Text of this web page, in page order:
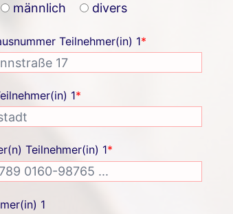
männlich divers
Teilnehmer(in) 1*
1*
Teilnehmer(in) 1*
1